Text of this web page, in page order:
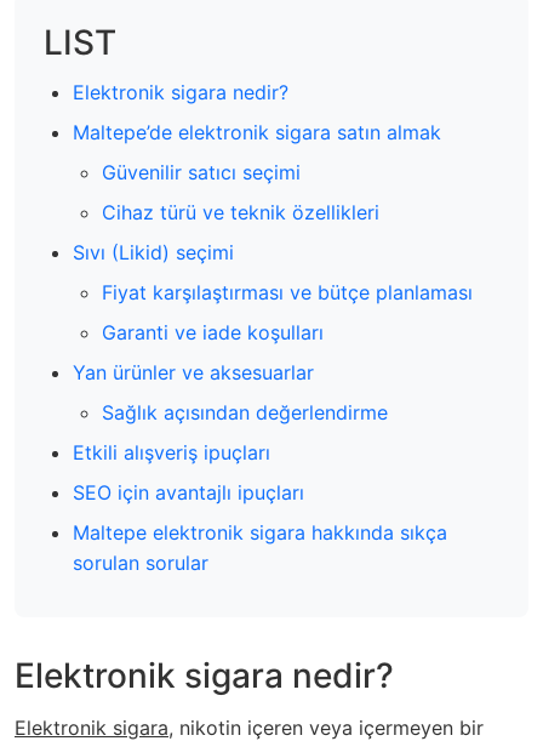
LIST
Elektronik sigara nedir?
Maltepe’de elektronik sigara satın almak
Güvenilir satıcı seçimi
Cihaz türü ve teknik özellikleri
Sıvı (Likid) seçimi
Fiyat karşılaştırması ve bütçe planlaması
Garanti ve iade koşulları
Yan ürünler ve aksesuarlar
Sağlık açısından değerlendirme
Etkili alışveriş ipuçları
SEO için avantajlı ipuçları
Maltepe elektronik sigara hakkında sıkça
sorulan sorular
Elektronik sigara nedir?
Elektronik sigara, nikotin içeren veya içermeyen bir